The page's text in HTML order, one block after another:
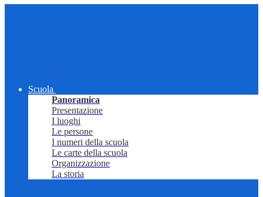
Scuola
Panoramica
Presentazione
I luoghi
Le persone
I numeri della scuola
Le carte della scuola
Organizzazione
La storia